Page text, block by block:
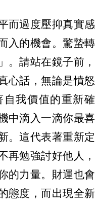
而過度壓抑真實感
入的機會。驚蟄轉
。請站在鏡子前，
心話，無論是憤怒
我價值的重新確
中滴入一滴你最喜
。這代表著重新定
再勉強討好他人，
的力量。財運也會
態度，而出現全新